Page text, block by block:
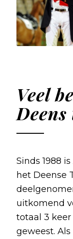
Veel
Deens
Sinds 1988
het Deense
uitkomend
totaal 3
geweest.